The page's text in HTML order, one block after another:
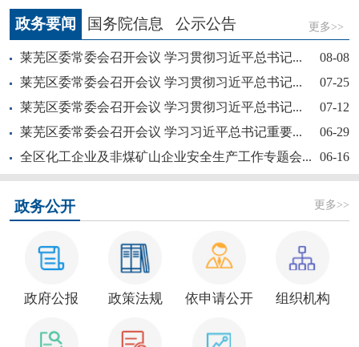
【奋斗赋未莱·访埂记】片片花开春满园——莱芜...
新大众文艺全民秀 | 莱芜区“活悦莱芜”文艺...
政务要闻 国务院信息 公示公告 更多>>
莱芜区委常委会召开会议 学习贯彻习近平总书记...
08-08
莱芜区委常委会召开会议 学习贯彻习近平总书记...
07-25
莱芜区委常委会召开会议 学习贯彻习近平总书记...
07-12
莱芜区委常委会召开会议 学习习近平总书记重要...
06-29
全区化工企业及非煤矿山企业安全生产工作专题会...
06-16
政务公开 更多>>
政府公报 政策法规 依申请公开 组织机构